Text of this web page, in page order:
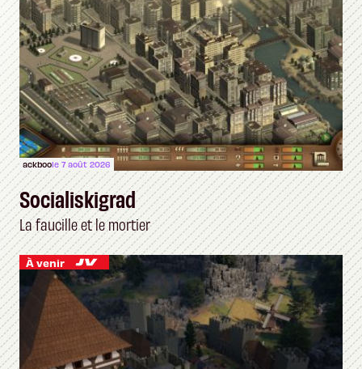
ackboole 7 août 2026
Socialiskigrad
La faucille et le mortier
À venir